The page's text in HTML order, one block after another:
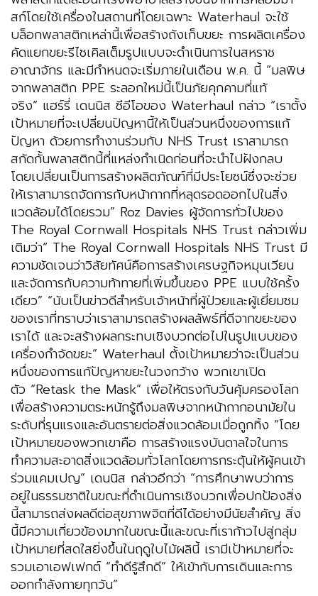
สก์โดยใช้เครื่องในสถานที่โดยเฉพาะ Waterhaul จะใช้
บล็อกพลาสติกเหล่านี้เพื่อสร้างถังเก็บขยะ การผลิตเครื่อง
คัดแยกขยะรีไซเคิลเต็มรูปแบบจะดำเนินการในสหราช
อาณาจักร และมีกำหนดจะเริ่มภายในเดือน พ.ค. นี้ “มลพิษ
จากพลาสติก PPE ระลอกใหม่นี้เป็นภัยคุกคามที่แท้
จริง” แฮร์รี่ เดนนิส ซีอีโอของ Waterhaul กล่าว “เราตั้ง
เป้าหมายที่จะเปลี่ยนปัญหานี้ให้เป็นส่วนหนึ่งของการแก้
ปัญหา ด้วยการทำงานร่วมกับ NHS Trust เราสามารถ
สกัดกั้นพลาสติกนี้ที่แหล่งกำเนิดก่อนที่จะนำไปฝังกลบ
โดยเปลี่ยนเป็นการสร้างผลิตภัณฑ์ที่มีประโยชน์ซึ่งจะช่วย
ให้เราสามารถจัดการกับหน้ากากที่หลุดรอดออกไปในสิ่ง
แวดล้อมได้โดยรวม” Roz Davies ผู้จัดการทั่วไปของ
The Royal Cornwall Hospitals NHS Trust กล่าวเพิ่ม
เติมว่า“ The Royal Cornwall Hospitals NHS Trust มี
ความชัดเจนว่าวิสัยทัศน์คือการสร้างเศรษฐกิจหมุนเวียน
และจัดการกับความท้าทายที่เพิ่มขึ้นของ PPE แบบใช้ครั้ง
เดียว” “นับเป็นข่าวดีสำหรับเจ้าหน้าที่ผู้ป่วยและผู้เยี่ยมชม
ของเราที่ทราบว่าเราสามารถสร้างผลลัพธ์ที่ดีจากขยะของ
เราได้ และจะสร้างผลกระทบเชิงบวกต่อไปในรูปแบบของ
เครื่องกำจัดขยะ” Waterhaul ตั้งเป้าหมายว่าจะเป็นส่วน
หนึ่งของการแก้ปัญหาขยะในวงกว้าง พวกเขาเปิด
ตัว “Retask the Mask” เพื่อให้ตรงกับวันคุ้มครองโลก
เพื่อสร้างความตระหนักรู้ถึงมลพิษจากหน้ากากอนามัยใน
ระดับที่รุนแรงและอันตรายต่อสิ่งแวดล้อมเมื่อถูกทิ้ง “โดย
เป้าหมายของพวกเขาคือ การสร้างแรงบันดาลใจในการ
ทำความสะอาดสิ่งแวดล้อมทั่วโลกโดยการกระตุ้นให้ผู้คนเข้า
ร่วมแคมเปญ” เดนนิส กล่าวอีกว่า “การศึกษาพบว่าการ
อยู่ในธรรมชาติในขณะที่ดำเนินการเชิงบวกเพื่อปกป้องสิ่ง
นี้สามารถส่งผลดีต่อสุขภาพจิตที่ดีได้อย่างมีนัยสำคัญ สิ่ง
นี้มีความเกี่ยวข้องมากในขณะนี้และขณะที่เราก้าวไปสู่กลุ่ม
เป้าหมายที่สดใสยิ่งขึ้นในฤดูใบไม้ผลินี้ เรามีเป้าหมายที่จะ
รวมเอาเอฟเฟกต์ “ทำดีรู้สึกดี” ให้เข้ากับการเดินและการ
ออกกำลังกายทุกวัน”